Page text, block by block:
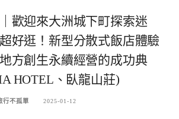
歡迎來大洲城下町探索迷
好逛！新型分散式飯店體驗
方創生永續經營的成功典
HOTEL、臥龍山莊)
行不孤單 2025-01-12